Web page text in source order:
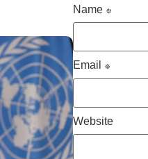
Name *
Email *
Website